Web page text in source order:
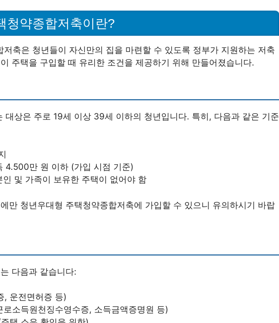
청약종합저축이란?
저축은 청년들이 자신만의 집을 마련할 수 있도록 정부가 지원하는 저축
주택을 구입할 때 유리한 조건을 제공하기 위해 만들어졌습니다.
대상은 주로 19세 이상 39세 이하의 청년입니다. 특히, 다음과 같은 기준
4.500만 원 이하 (가입 시점 기준)
인 및 가족이 보유한 주택이 없어야 함
만 청년우대형 주택청약종합저축에 가입할 수 있으니 유의하시기 바랍
다음과 같습니다:
, 운전면허증 등)
로소득원천징수영수증, 소득금액증명원 등)